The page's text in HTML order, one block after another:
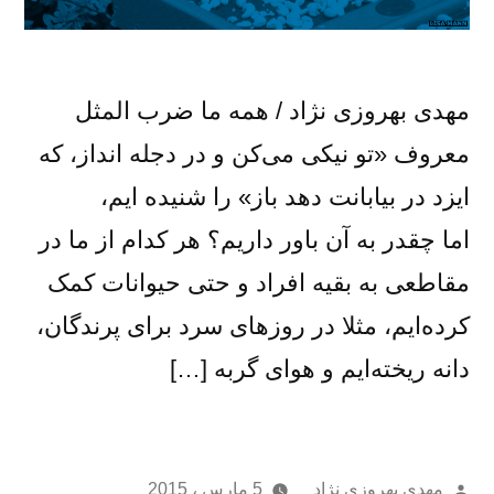
مهدی بهروزی نژاد / همه ما ضرب المثل
معروف «تو نیکی می‌کن و در دجله انداز، که
ایزد در بیابانت دهد باز» را شنیده ایم،
اما چقدر به آن باور داریم؟ هر کدام از ما در
مقاطعی به بقیه افراد و حتی حیوانات کمک
کرده‌ایم، مثلا در روزهای سرد برای پرندگان،
دانه ریخته‌ایم و هوای گربه […]
از
مهدی بهروزی نژاد
5 مارس ، 2015